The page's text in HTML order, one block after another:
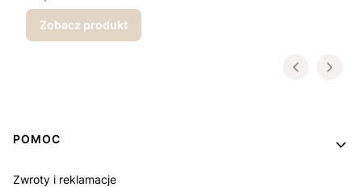
Zobacz produkt
Linki w stopce
POMOC
Zwroty i reklamacje